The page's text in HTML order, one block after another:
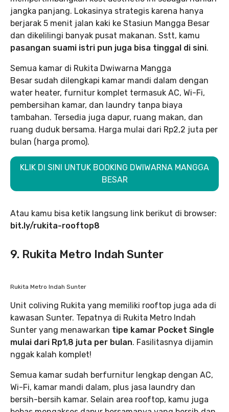
jangka panjang. Lokasinya strategis karena hanya
berjarak 5 menit jalan kaki ke Stasiun Mangga Besar
dan dikelilingi banyak pusat makanan. Sstt, kamu
pasangan suami istri pun juga bisa tinggal di sini.
Semua kamar di Rukita Dwiwarna Mangga
Besar sudah dilengkapi kamar mandi dalam dengan
water heater, furnitur komplet termasuk AC, Wi-Fi,
pembersihan kamar, dan laundry tanpa biaya
tambahan. Tersedia juga dapur, ruang makan, dan
ruang duduk bersama. Harga mulai dari Rp2,2 juta per
bulan (harga promo).
KLIK DI SINI UNTUK BOOKING DWIWARNA MANGGA
BESAR
Atau kamu bisa ketik langsung link berikut di browser:
bit.ly/rukita-rooftop8
9. Rukita Metro Indah Sunter
Rukita Metro Indah Sunter
Unit coliving Rukita yang memiliki rooftop juga ada di
kawasan Sunter. Tepatnya di Rukita Metro Indah
Sunter yang menawarkan tipe kamar Pocket Single
mulai dari Rp1,8 juta per bulan. Fasilitasnya dijamin
nggak kalah komplet!
Semua kamar sudah berfurnitur lengkap dengan AC,
Wi-Fi, kamar mandi dalam, plus jasa laundry dan
bersih-bersih kamar. Selain area rooftop, kamu juga